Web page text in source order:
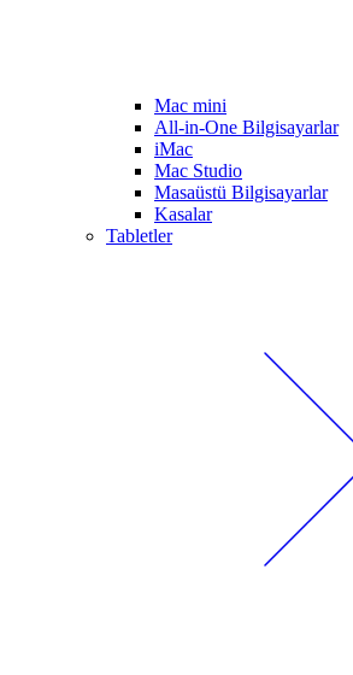
Mac mini
All-in-One Bilgisayarlar
iMac
Mac Studio
Masaüstü Bilgisayarlar
Kasalar
Tabletler